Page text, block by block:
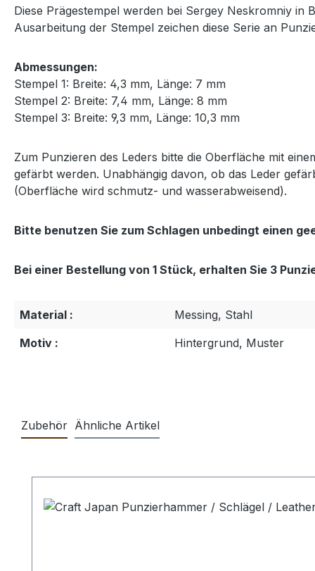
Diese Prägestempel werden bei Sergey Neskromniy in
Ausarbeitung der Stempel zeichen diese Serie an
Abmessungen:
Stempel 1: Breite: 4,3 mm, Länge: 7 mm
Stempel 2: Breite: 7,4 mm, Länge: 8 mm
Stempel 3: Breite: 9,3 mm, Länge: 10,3 mm
Zum Punzieren des Leders bitte die Oberfläche mit
gefärbt werden. Unabhängig davon, ob das Leder
(Oberfläche wird schmutz- und wasserabweisend).
Bitte benutzen Sie zum Schlagen unbedingt einen
Bei einer Bestellung von 1 Stück, erhalten Sie 3
Material :
Messing, Stahl
Motiv :
Hintergrund, Muster
Zubehör Ähnliche Artikel